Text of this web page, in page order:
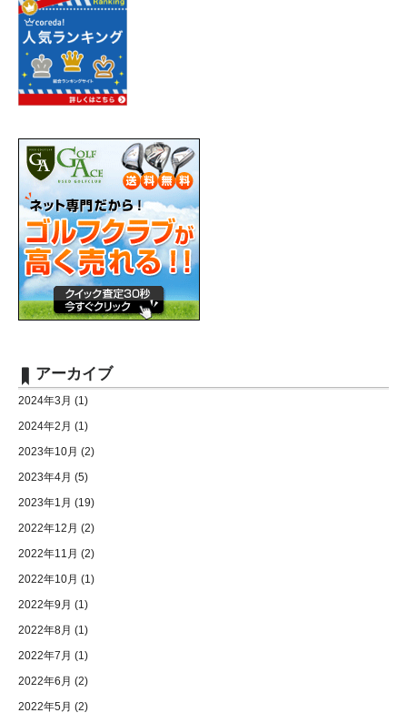
アーカイブ
2024年3月 (1)
2024年2月 (1)
2023年10月 (2)
2023年4月 (5)
2023年1月 (19)
2022年12月 (2)
2022年11月 (2)
2022年10月 (1)
2022年9月 (1)
2022年8月 (1)
2022年7月 (1)
2022年6月 (2)
2022年5月 (2)